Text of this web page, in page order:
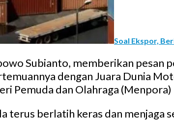
Soal Ekspor,
Subianto, memberikan pesan
dengan Juara Dunia
Pemuda dan Olahraga (Menpora)
terus berlatih keras dan menjaga